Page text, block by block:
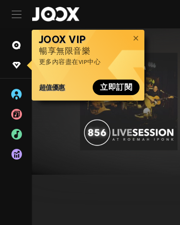
JOOX VIP
暢享無限音樂
更多內容盡在VIP中心
超值優惠 立即訂閱